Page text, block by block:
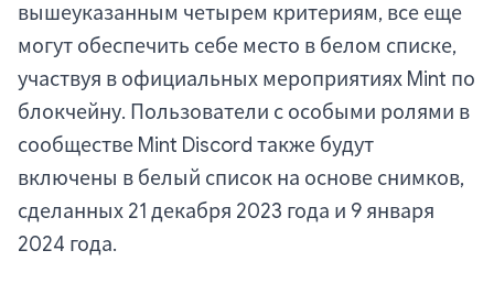
вышеуказанным четырем критериям, все еще
могут обеспечить себе место в белом списке,
участвуя в официальных мероприятиях Mint по
блокчейну. Пользователи с особыми ролями в
сообществе Mint Discord также будут
включены в белый список на основе снимков,
сделанных 21 декабря 2023 года и 9 января
2024 года.